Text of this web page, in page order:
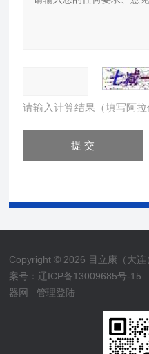
请输入计算结果（填写阿
Copyright © 2026 目立康（大
案号：辽ICP备13009685号-15
器网
管理登陆